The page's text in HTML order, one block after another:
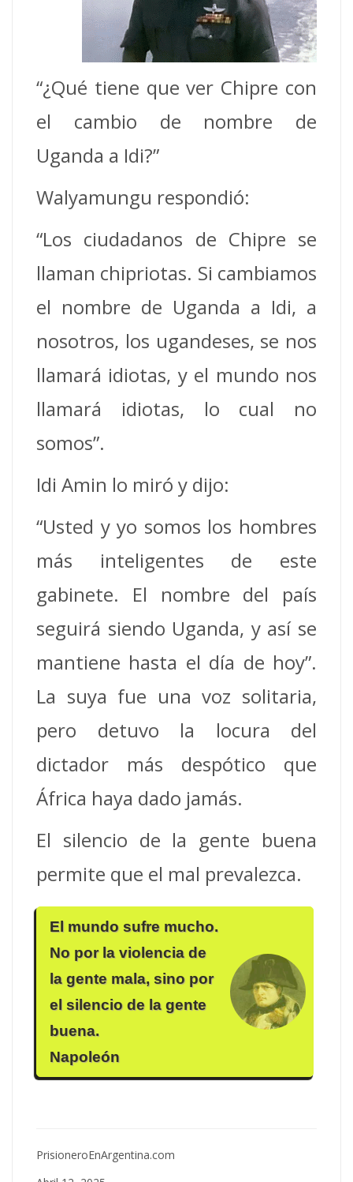
“¿Qué tiene que ver Chipre con
el cambio de nombre de
Uganda a Idi?”
Walyamungu respondió:
“Los ciudadanos de Chipre se
llaman chipriotas. Si cambiamos
el nombre de Uganda a Idi, a
nosotros, los ugandeses, se nos
llamará idiotas, y el mundo nos
llamará idiotas, lo cual no
somos”.
Idi Amin lo miró y dijo:
“Usted y yo somos los hombres
más inteligentes de este
gabinete. El nombre del país
seguirá siendo Uganda, y así se
mantiene hasta el día de hoy”.
La suya fue una voz solitaria,
pero detuvo la locura del
dictador más despótico que
África haya dado jamás.
El silencio de la gente buena
permite que el mal prevalezca.
El mundo sufre mucho.
No por la violencia de
la gente mala, sino por
el silencio de la gente
buena.
Napoleón
PrisioneroEnArgentina.com